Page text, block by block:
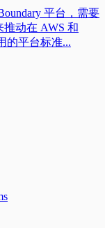
平台，需要
推动在 AWS 和
的平台标准...